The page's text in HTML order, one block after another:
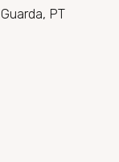
Guarda, PT